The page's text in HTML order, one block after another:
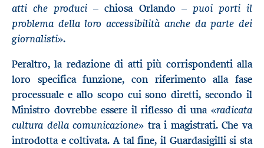
atti che produci– chiosa Orlando – puoi porti il
problema della loro accessibilità anche da parte dei
giornalisti».
Peraltro, la redazione di atti più corrispondenti alla
loro specifica funzione, con riferimento alla fase
processuale e allo scopo cui sono diretti, secondo il
Ministro dovrebbe essere il riflesso di una «radicata
cultura della comunicazione» tra i magistrati. Che va
introdotta e coltivata. A tal fine, il Guardasigilli si sta